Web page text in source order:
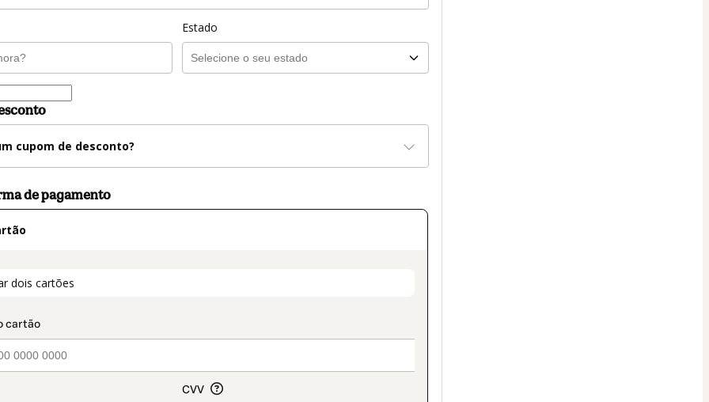
Estado
cupom de desconto?
de pagamento
dois cartões